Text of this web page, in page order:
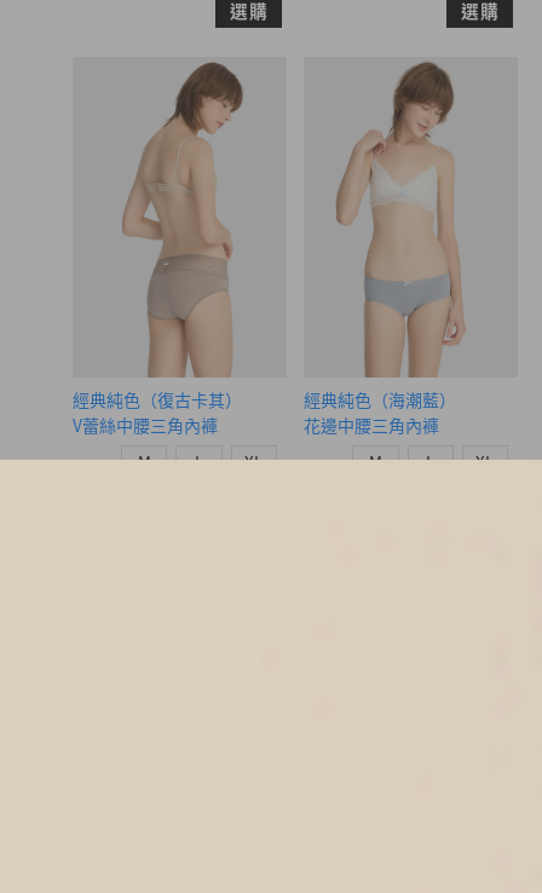
選購 選購
經典純色（復古卡其）
V蕾絲中腰三角內褲
M L XL
經典純色（海潮藍）
花邊中腰三角內褲
M L XL